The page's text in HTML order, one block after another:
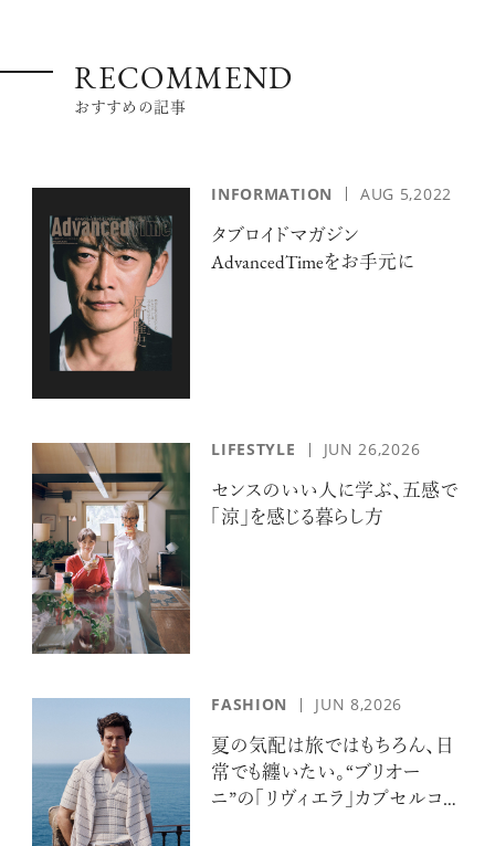
RECOMMEND
おすすめの記事
INFORMATION AUG 5,2022
タブロイドマガジン
AdvancedTimeをお手元に
LIFESTYLE JUN 26,2026
センスのいい人に学ぶ、五感で
「涼」を感じる暮らし方
FASHION JUN 8,2026
夏の気配は旅ではもちろん、日
常でも纏いたい。“ブリオー
ニ”の「リヴィエラ」カプセルコレ